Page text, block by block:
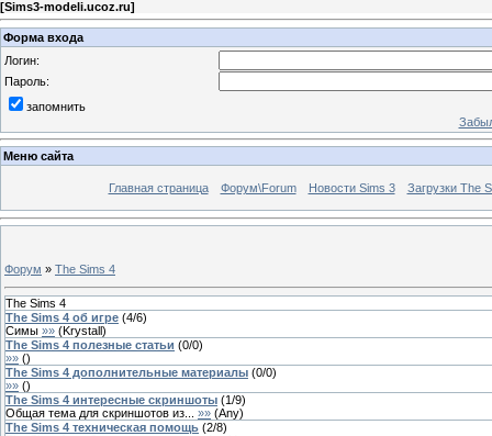
[Sims3-modeli.ucoz.ru]
Форма входа
Логин:
Пароль:
запомнить
Меню сайта
Главная страница Форум\Forum Новости Sims 3 Загрузки The
Форум » The Sims 4
The Sims 4
The Sims 4 об игре (4/6)
Симы »» (Krystall)
The Sims 4 полезные статьи (0/0)
»» ()
The Sims 4 дополнительные материалы (0/0)
»» ()
The Sims 4 интересные скриншоты (1/9)
Общая тема для скриншотов из...
»» (Any)
The Sims 4 техническая помощь (2/8)